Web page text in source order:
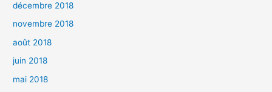
décembre 2018
novembre 2018
août 2018
juin 2018
mai 2018